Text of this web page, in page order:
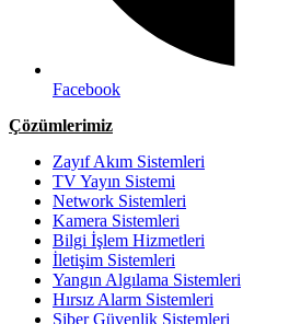
Facebook
Çözümlerimiz
Zayıf Akım Sistemleri
TV Yayın Sistemi
Network Sistemleri
Kamera Sistemleri
Bilgi İşlem Hizmetleri
İletişim Sistemleri
Yangın Algılama Sistemleri
Hırsız Alarm Sistemleri
Siber Güvenlik Sistemleri